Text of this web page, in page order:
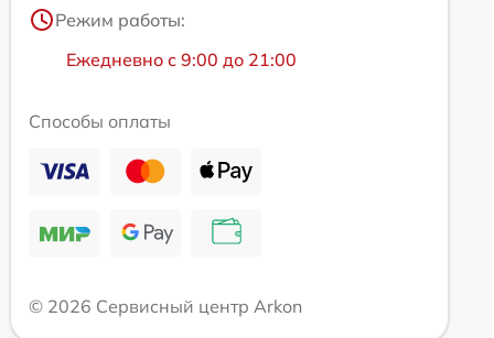
Режим работы:
Ежедневно с 9:00 до 21:00
Способы оплаты
© 2026 Сервисный центр Arkon